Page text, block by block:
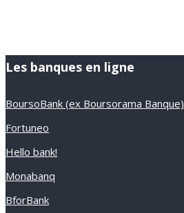
Les banques en ligne
BoursoBank (ex Boursorama Banque)
Fortuneo
Hello bank!
Monabanq
BforBank